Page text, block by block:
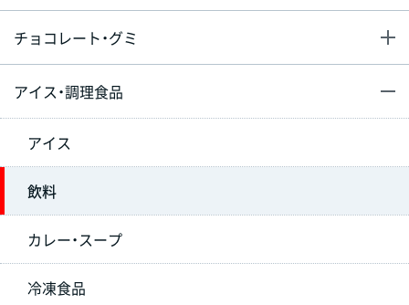
チョコレート・グミ
アイス・調理食品
アイス
飲料
カレー・スープ
冷凍食品